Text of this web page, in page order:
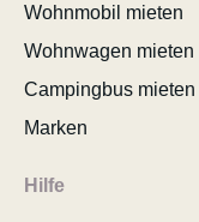
Wohnmobil mieten
Wohnwagen mieten
Campingbus mieten
Marken
Hilfe